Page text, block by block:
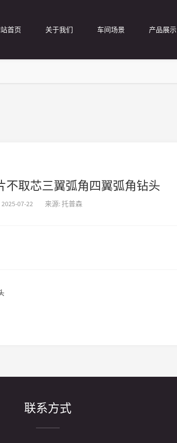
首页 关于我们 车间场景 产品展示
不取芯三翼弧角四翼弧角钻头
2025-07-22 来源: 托普森
联系方式